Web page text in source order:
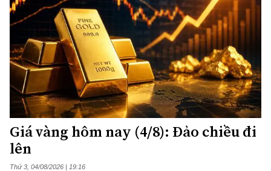
Giá vàng hôm nay (4/8): Đảo chiều đi
lên
Thứ 3, 04/08/2026 | 19:16